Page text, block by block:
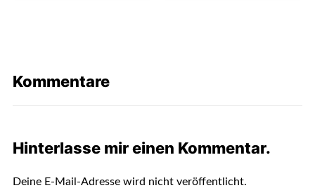
Kommentare
Hinterlasse mir einen Kommentar.
Deine E-Mail-Adresse wird nicht veröffentlicht.